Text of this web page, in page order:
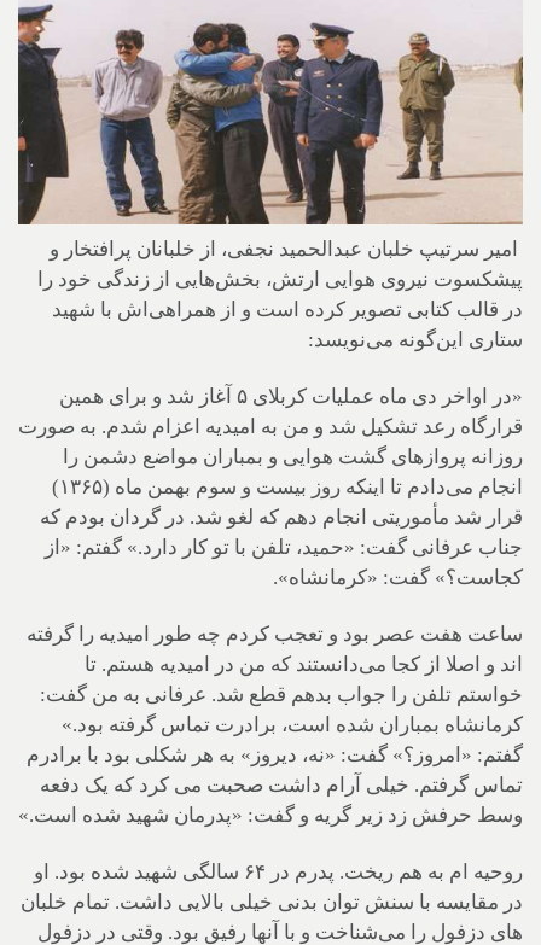
امیر سرتیپ خلبان عبدالحمید نجفی، از خلبانان پرافتخار و
پیشکسوت نیروی هوایی ارتش، بخش‌هایی از زندگی خود را
در قالب کتابی تصویر کرده است و از همراهی‌اش با شهید
ستاری این‌گونه می‌نویسد:
«در اواخر دی ماه عملیات کربلای ۵ آغاز شد و برای همین
قرارگاه رعد تشکیل شد و من به امیدیه اعزام شدم. به صورت
روزانه پروازهای گشت هوایی و بمباران مواضع دشمن را
انجام می‌دادم تا اینکه روز بیست و سوم بهمن ماه (۱۳۶۵)
قرار شد مأموریتی انجام دهم که لغو شد. در گردان بودم که
جناب عرفانی گفت: «حمید، تلفن با تو کار دارد.» گفتم: «از
کجاست؟» گفت: «کرمانشاه».
ساعت هفت عصر بود و تعجب کردم چه طور امیدیه را گرفته
اند و اصلا از کجا می‌دانستند که من در امیدیه هستم. تا
خواستم تلفن را جواب بدهم قطع شد. عرفانی به من گفت:
کرمانشاه بمباران شده است، برادرت تماس گرفته بود.»
گفتم: «امروز؟» گفت: «نه، دیروز» به هر شکلی بود با برادرم
تماس گرفتم. خیلی آرام داشت صحبت می کرد که یک دفعه
وسط حرفش زد زیر گریه و گفت: «پدرمان شهید شده است.»
روحیه ام به هم ریخت. پدرم در ۶۴ سالگی شهید شده بود. او
در مقایسه با سنش توان بدنی خیلی بالایی داشت. تمام خلبان
های دزفول را می‌شناخت و با آنها رفیق بود. وقتی در دزفول